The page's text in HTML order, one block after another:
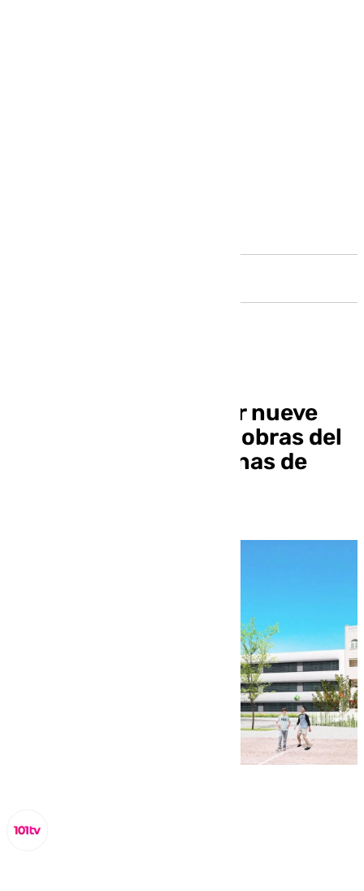
La Junta adjudica por nueve
millones de euros las obras del
nuevo IES de Las Salinas de